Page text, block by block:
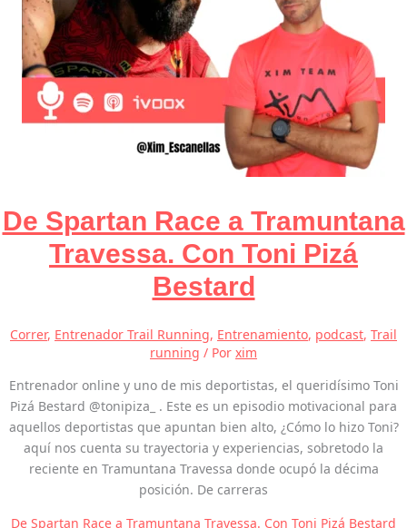
De Spartan Race a Tramuntana
Travessa. Con Toni Pizá
Bestard
Correr, Entrenador Trail Running, Entrenamiento, podcast, Trail
running / Por xim
Entrenador online y uno de mis deportistas, el queridísimo Toni
Pizá Bestard @tonipiza_ . Este es un episodio motivacional para
aquellos deportistas que apuntan bien alto, ¿Cómo lo hizo Toni?
aquí nos cuenta su trayectoria y experiencias, sobretodo la
reciente en Tramuntana Travessa donde ocupó la décima
posición. De carreras
De Spartan Race a Tramuntana Travessa. Con Toni Pizá Bestard